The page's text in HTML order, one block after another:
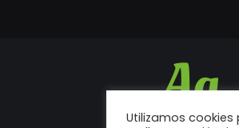
Utilizamos